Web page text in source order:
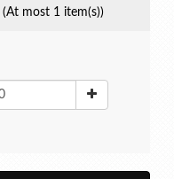
(At most 1 item(s))